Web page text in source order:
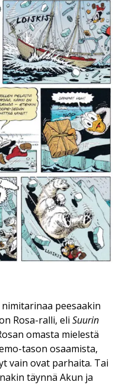
peesaakin
Rosa-ralli, eli Suurin
omasta mielestä
tason osaamista,
vain ovat parhaita. Tai
täynnä Akun ja